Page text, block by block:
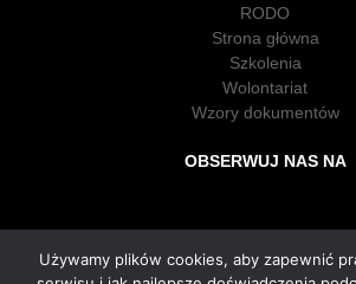
RODO
Strona główna
Szkolenia
Wolontariat
Wzory dokumentów
OBSERWUJ NAS NA
Używamy plików cookies, aby zapewnić